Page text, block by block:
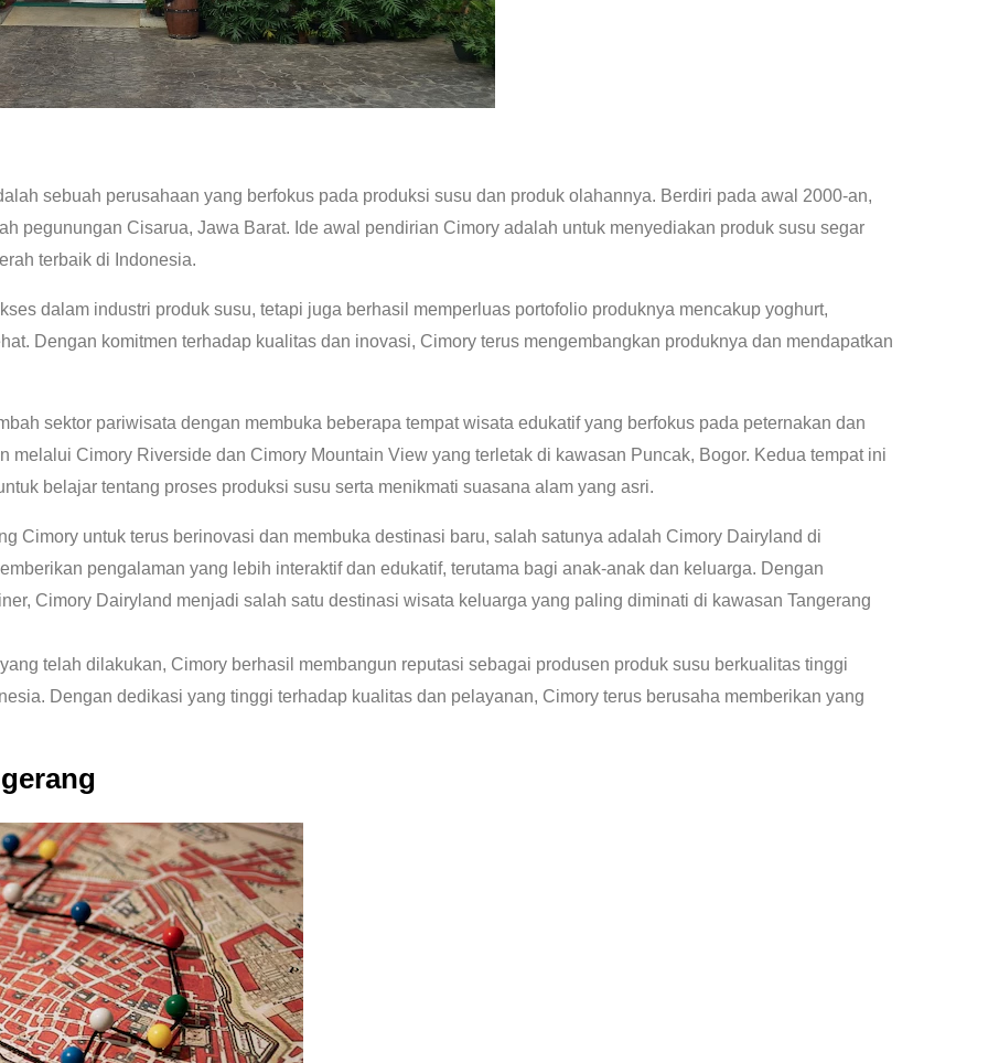
sebuah perusahaan yang berfokus pada produksi susu dan produk olahannya. Berdiri pada awal 2000-an,
pegunungan Cisarua, Jawa Barat. Ide awal pendirian Cimory adalah untuk menyediakan produk susu segar
terbaik di Indonesia.
dalam industri produk susu, tetapi juga berhasil memperluas portofolio produknya mencakup yoghurt,
Dengan komitmen terhadap kualitas dan inovasi, Cimory terus mengembangkan produknya dan mendapatkan
sektor pariwisata dengan membuka beberapa tempat wisata edukatif yang berfokus pada peternakan dan
melalui Cimory Riverside dan Cimory Mountain View yang terletak di kawasan Puncak, Bogor. Kedua tempat ini
belajar tentang proses produksi susu serta menikmati suasana alam yang asri.
Cimory untuk terus berinovasi dan membuka destinasi baru, salah satunya adalah Cimory Dairyland di
pengalaman yang lebih interaktif dan edukatif, terutama bagi anak-anak dan keluarga. Dengan
Cimory Dairyland menjadi salah satu destinasi wisata keluarga yang paling diminati di kawasan Tangerang
telah dilakukan, Cimory berhasil membangun reputasi sebagai produsen produk susu berkualitas tinggi
Dengan dedikasi yang tinggi terhadap kualitas dan pelayanan, Cimory terus berusaha memberikan yang